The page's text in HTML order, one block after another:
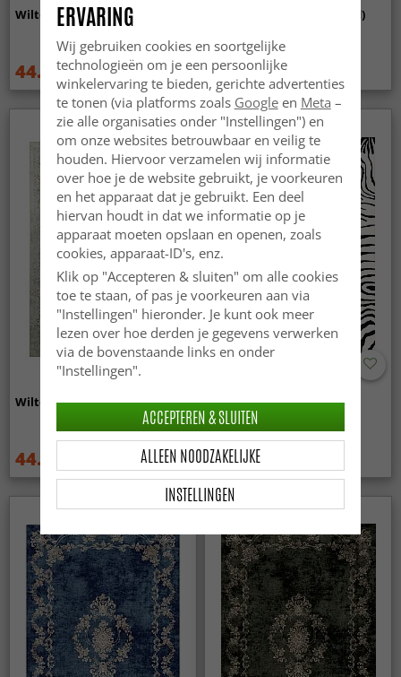
Wilton - Taknis (groen)
44.99 € 59.99 €
Wilton - Elena (beige/goud)
44.99 € 59.99 €
Wilton - Mateur (beige)
44.99 €
Wilton - Zebra (zwart/wit)
44.99 €
ERVARING
Wij gebruiken cookies en soortgelijke
technologieën om je een persoonlijke
winkelervaring te bieden, gerichte advertenties
te tonen (via platforms zoals Googleen Meta –
zie alle organisaties onder "Instellingen") en
om onze websites betrouwbaar en veilig te
houden. Hiervoor verzamelen wij informatie
over hoe je de website gebruikt, je voorkeuren
en het apparaat dat je gebruikt. Een deel
hiervan houdt in dat we informatie op je
apparaat moeten opslaan en openen, zoals
cookies, apparaat-ID's, enz.
Klik op "Accepteren & sluiten" om alle cookies
toe te staan, of pas je voorkeuren aan via
"Instellingen" hieronder. Je kunt ook meer
lezen over hoe derden je gegevens verwerken
via de bovenstaande links en onder
"Instellingen".
INSTELLINGEN
ALLEEN NOODZAKELIJKE
ACCEPTEREN & SLUITEN